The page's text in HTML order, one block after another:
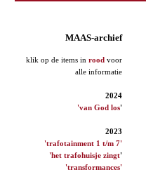
MAAS-archief
klik op de items in rood voor
alle informatie
2024
'van God los'
2023
'trafotainment 1 t/m 7'
'het trafohuisje zingt'
'transformances'